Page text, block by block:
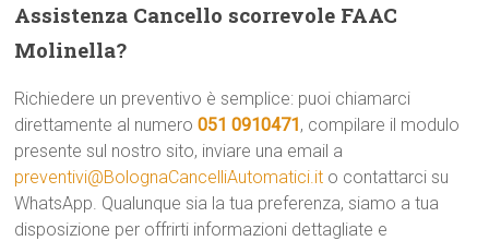
Assistenza Cancello scorrevole FAAC
Molinella?
Richiedere un preventivo è semplice: puoi chiamarci
direttamente al numero051 0910471, compilare il modulo
presente sul nostro sito, inviare una email a
preventivi@BolognaCancelliAutomatici.it o contattarci su
WhatsApp. Qualunque sia la tua preferenza, siamo a tua
disposizione per offrirti informazioni dettagliate e